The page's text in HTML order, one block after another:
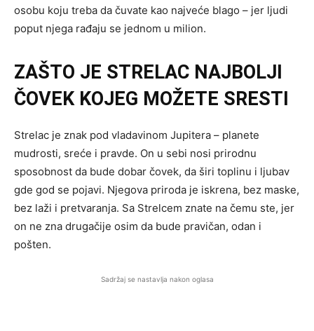
osobu koju treba da čuvate kao najveće blago – jer ljudi
poput njega rađaju se jednom u milion.
ZAŠTO JE STRELAC NAJBOLJI
ČOVEK KOJEG MOŽETE SRESTI
Strelac je znak pod vladavinom Jupitera – planete
mudrosti, sreće i pravde. On u sebi nosi prirodnu
sposobnost da bude dobar čovek, da širi toplinu i ljubav
gde god se pojavi. Njegova priroda je iskrena, bez maske,
bez laži i pretvaranja. Sa Strelcem znate na čemu ste, jer
on ne zna drugačije osim da bude pravičan, odan i
pošten.
Sadržaj se nastavlja nakon oglasa